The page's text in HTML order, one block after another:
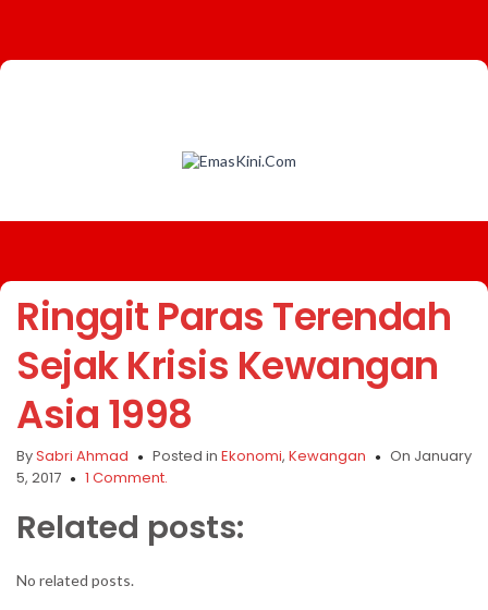
Ringgit Paras Terendah
Sejak Krisis Kewangan
Asia 1998
BySabri Ahmad Posted in Ekonomi, Kewangan
On January
5, 2017
1 Comment.
Related posts:
No related posts.